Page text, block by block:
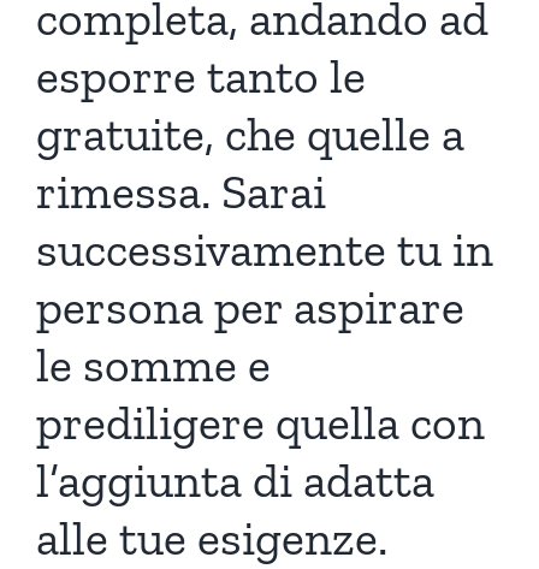
completa, andando ad
esporre tanto le
gratuite, che quelle a
rimessa. Sarai
successivamente tu in
persona per aspirare
le somme e
prediligere quella con
l’aggiunta di adatta
alle tue esigenze.